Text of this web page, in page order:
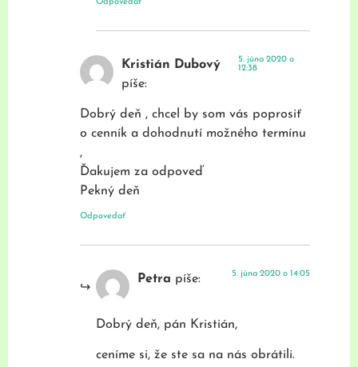
Kristián Dubový
píše:
5. júna 2020 o
12:38
Dobrý deň , chcel by som vás poprosiť
o cenník a dohodnutí možného termínu
,
Ďakujem za odpoveď
Pekný deň
Odpovedať
Petra píše: 5. júna 2020 o 14:05
Dobrý deň, pán Kristián,
ceníme si, že ste sa na nás obrátili.